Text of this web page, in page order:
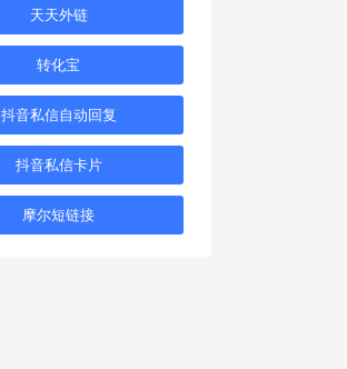
天天外链
转化宝
抖音私信自动回复
抖音私信卡片
摩尔短链接